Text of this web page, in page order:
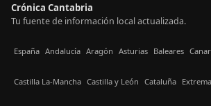
Crónica Cantabria
Tu fuente de información local actualizada.
España Andalucía Aragón Asturias Baleares
Castilla La-Mancha Castilla y León Cataluña